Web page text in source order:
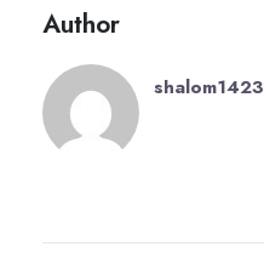
Author
shalom1423